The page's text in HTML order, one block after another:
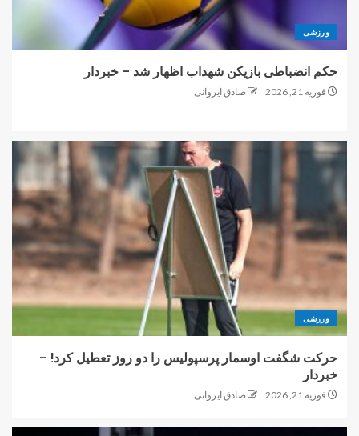
ورزشی
حکم انضباطی بازیکن شهداب اظهار شد – خبردار
فوریه 21, 2026 صادق ایروانی
ورزشی
حرکت شگفت اوسمار پرسپولیس را دو روز تعطیل کرد! –
خبردار
فوریه 21, 2026 صادق ایروانی